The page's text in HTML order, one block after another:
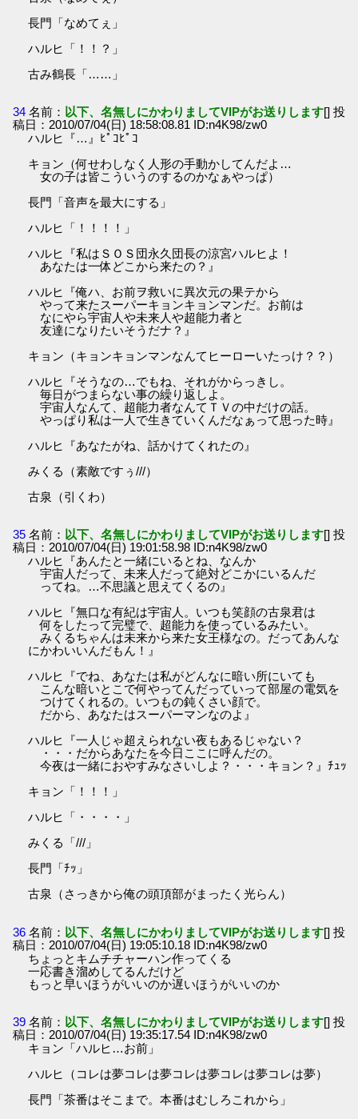
長門「なめてぇ」
ハルヒ「！！？」
古み鶴長「……」
34 名前： 以下、名無しにかわりましてVIPがお送りします[] 投
稿日：2010/07/04(日) 18:58:08.81 ID:n4K98/zw0
ハルヒ『…』ﾋﾟｺﾋﾟｺ
キョン（何せわしなく人形の手動かしてんだよ…
女の子は皆こういうのするのかなぁやっぱ）
長門「音声を最大にする」
ハルヒ「！！！！」
ハルヒ『私はＳＯＳ団永久団長の涼宮ハルヒよ！
あなたは一体どこから来たの？』
ハルヒ『俺ハ、お前ヲ救いに異次元の果テから
やって来たスーパーキョンキョンマンだ。お前は
なにやら宇宙人や未来人や超能力者と
友達になりたいそうだナ？』
キョン（キョンキョンマンなんてヒーローいたっけ？？）
ハルヒ『そうなの…でもね、それがからっきし。
毎日がつまらない事の繰り返しよ。
宇宙人なんて、超能力者なんてＴＶの中だけの話。
やっぱり私は一人で生きていくんだなぁって思った時』
ハルヒ『あなたがね、話かけてくれたの』
みくる（素敵ですぅ///）
古泉（引くわ）
35 名前： 以下、名無しにかわりましてVIPがお送りします[] 投
稿日：2010/07/04(日) 19:01:58.98 ID:n4K98/zw0
ハルヒ『あんたと一緒にいるとね、なんか
宇宙人だって、未来人だって絶対どこかにいるんだ
ってね。…不思議と思えてくるの』
ハルヒ『無口な有紀は宇宙人。いつも笑顔の古泉君は
何をしたって完璧で、超能力を使っているみたい。
みくるちゃんは未来から来た女王様なの。だってあんな
にかわいいんだもん！』
ハルヒ『でね、あなたは私がどんなに暗い所にいても
こんな暗いとこで何やってんだっていって部屋の電気を
つけてくれるの。いつもの鈍くさい顔で。
だから、あなたはスーパーマンなのよ』
ハルヒ『一人じゃ超えられない夜もあるじゃない？
・・・だからあなたを今日ここに呼んだの。
今夜は一緒におやすみなさいしよ？・・・キョン？』ﾁｭｯ
キョン「！！！」
ハルヒ「・・・・」
みくる「///」
長門「ﾁｯ」
古泉（さっきから俺の頭頂部がまったく光らん）
36 名前： 以下、名無しにかわりましてVIPがお送りします[] 投
稿日：2010/07/04(日) 19:05:10.18 ID:n4K98/zw0
ちょっとキムチチャーハン作ってくる
一応書き溜めしてるんだけど
もっと早いほうがいいのか遅いほうがいいのか
39 名前： 以下、名無しにかわりましてVIPがお送りします[] 投
稿日：2010/07/04(日) 19:35:17.54 ID:n4K98/zw0
キョン「ハルヒ…お前」
ハルヒ（コレは夢コレは夢コレは夢コレは夢コレは夢）
長門「茶番はそこまで。本番はむしろこれから」